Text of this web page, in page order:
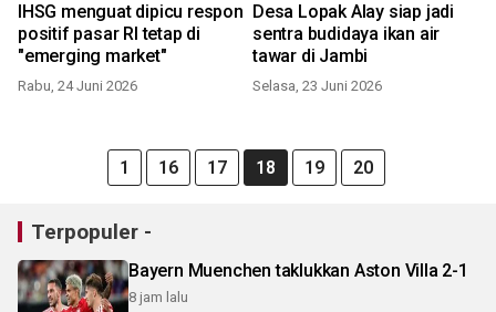
IHSG menguat dipicu respon
positif pasar RI tetap di
"emerging market"
Rabu, 24 Juni 2026
Desa Lopak Alay siap jadi
sentra budidaya ikan air
tawar di Jambi
Selasa, 23 Juni 2026
1 16 17 18 19 20
Terpopuler -
Bayern Muenchen taklukkan Aston Villa 2-1
8 jam lalu